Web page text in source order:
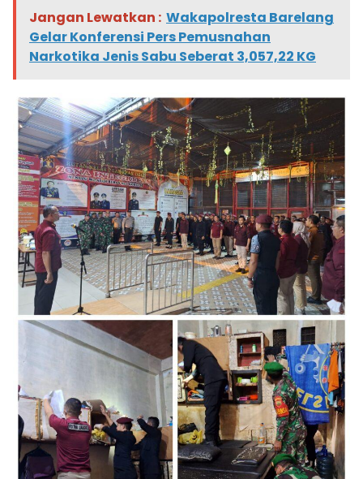
Jangan Lewatkan : Wakapolresta Barelang
Gelar Konferensi Pers Pemusnahan
Narkotika Jenis Sabu Seberat 3,057,22 KG